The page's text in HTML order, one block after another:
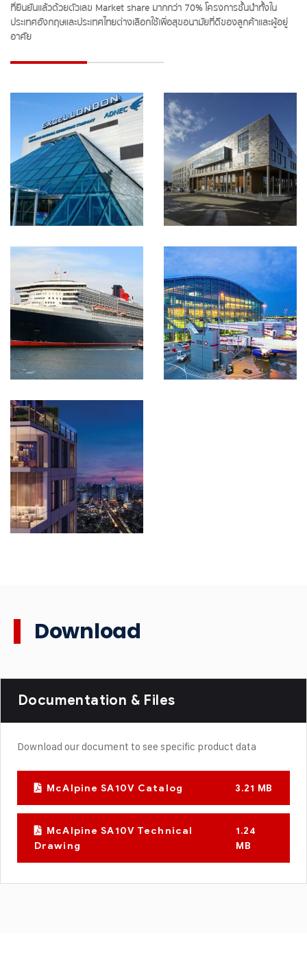
ที่ยืนยันแล้วด้วยตัวเลข Market share มากกว่า 70% โครงการชั้นนำทั้งใน
ประเทศอังกฤษและประเทศไทยต่างเลือกใช้เพื่อสุขอนามัยที่ดีของลูกค้าและผู้อยู่
อาศัย
Download
Documentation & Files
Download our document to see specific product data
McAlpine SA10V Catalog 3.21 MB
McAlpine SA10V Technical
Drawing
1.24
MB